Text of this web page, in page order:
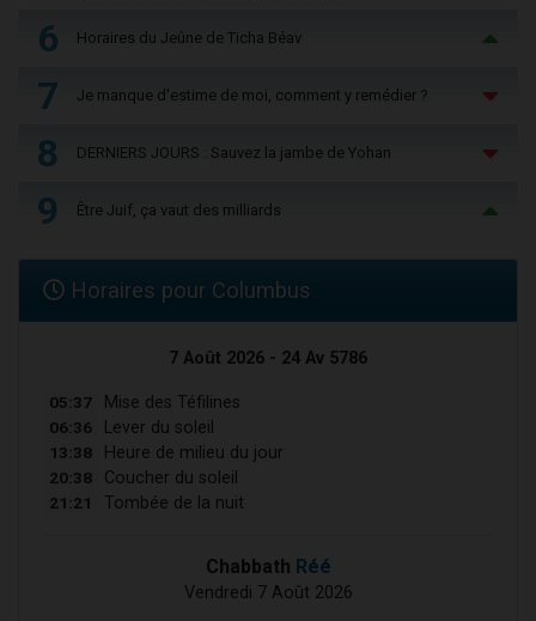
6 Horaires du Jeûne de Ticha Béav
7 Je manque d'estime de moi, comment y remédier ?
8 DERNIERS JOURS : Sauvez la jambe de Yohan
9 Être Juif, ça vaut des milliards
Horaires pour Columbus
7 Août 2026 - 24 Av 5786
05:37 Mise des Téfilines
06:36 Lever du soleil
13:38 Heure de milieu du jour
20:38 Coucher du soleil
21:21 Tombée de la nuit
Chabbath Réé
Vendredi 7 Août 2026